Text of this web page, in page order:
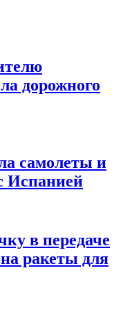
дорожного
самолеты и
Испанией
в передаче
ракеты для